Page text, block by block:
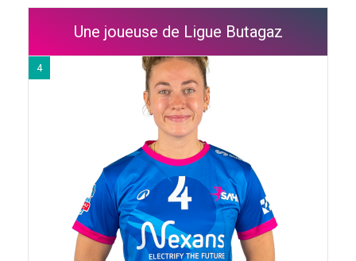
Une joueuse de Ligue Butagaz
4